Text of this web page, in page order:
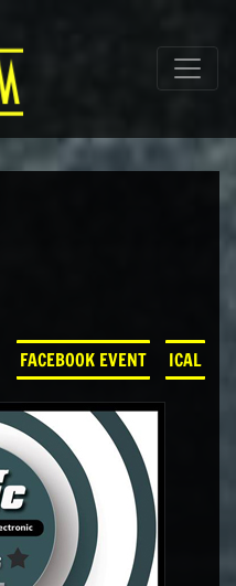
FACEBOOK EVENT ICAL